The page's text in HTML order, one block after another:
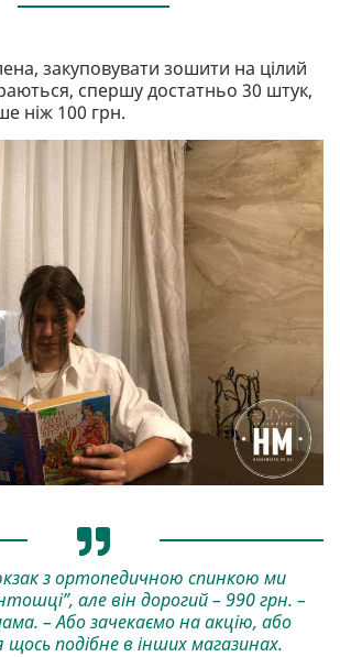
закуповувати зошити на цілий
спершу достатньо 30 штук,
ніж 100 грн.
з ортопедичною спинкою ми
але він дорогий – 990 грн. –
– Або зачекаємо на акцію, або
щось подібне в інших магазинах.